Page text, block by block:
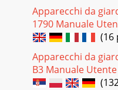
Apparecchi da
1790 Manuale
(16
Apparecchi da
B3 Manuale Utente